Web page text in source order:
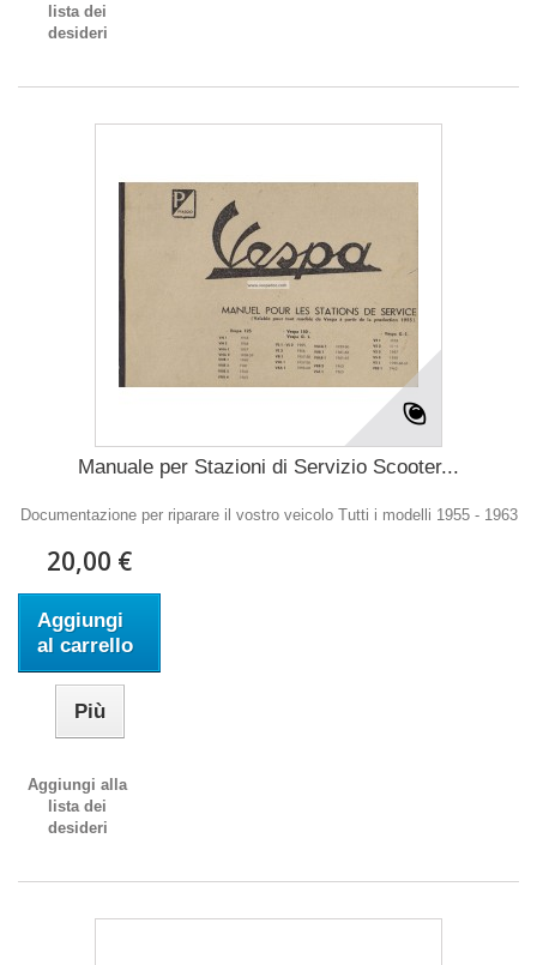
lista dei
desideri
Manuale per Stazioni di Servizio Scooter...
Documentazione per riparare il vostro veicolo Tutti i modelli 1955 - 1963
20,00 €
Aggiungi
al carrello
Più
Aggiungi alla
lista dei
desideri